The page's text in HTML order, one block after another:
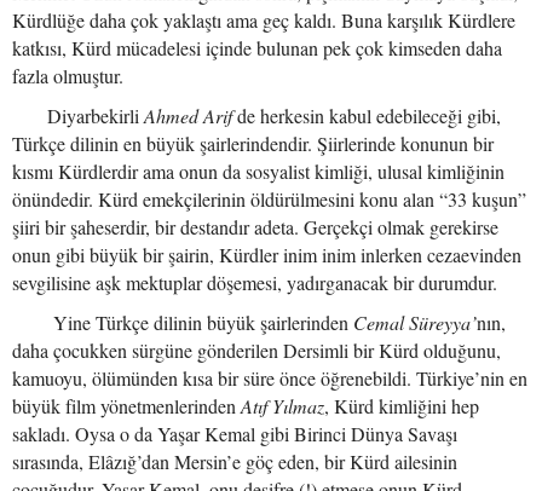
Kürdlüğe daha çok yaklaştı ama geç kaldı. Buna karşılık Kürdlere
katkısı, Kürd mücadelesi içinde bulunan pek çok kimseden daha
fazla olmuştur.
Diyarbekirli Ahmed Arifde herkesin kabul edebileceği gibi,
Türkçe dilinin en büyük şairlerindendir. Şiirlerinde konunun bir
kısmı Kürdlerdir ama onun da sosyalist kimliği, ulusal kimliğinin
önündedir. Kürd emekçilerinin öldürülmesini konu alan “33 kuşun”
şiiri bir şaheserdir, bir destandır adeta. Gerçekçi olmak gerekirse
onun gibi büyük bir şairin, Kürdler inim inim inlerken cezaevinden
sevgilisine aşk mektuplar döşemesi, yadırganacak bir durumdur.
Yine Türkçe dilinin büyük şairlerinden Cemal Süreyya’nın,
daha çocukken sürgüne gönderilen Dersimli bir Kürd olduğunu,
kamuoyu, ölümünden kısa bir süre önce öğrenebildi. Türkiye’nin en
büyük film yönetmenlerinden Atıf Yılmaz, Kürd kimliğini hep
sakladı. Oysa o da Yaşar Kemal gibi Birinci Dünya Savaşı
sırasında, Elâzığ’dan Mersin’e göç eden, bir Kürd ailesinin